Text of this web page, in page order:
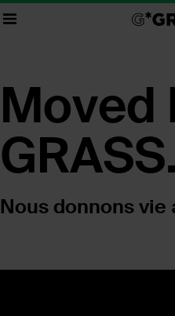
Moved
GRASS.
Nous donnons vie